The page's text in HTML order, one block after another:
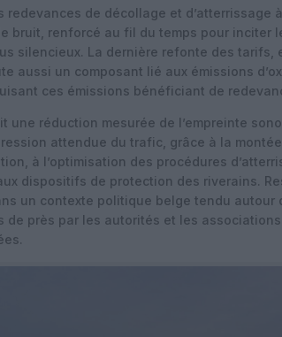
redevances de décollage et d’atterrissage
bruit, renforcé au fil du temps pour inciter
silencieux. La dernière refonte des tarifs,
aussi un composant lié aux émissions
ces émissions bénéficiant de
une réduction mesurée de l’empreinte
attendue du trafic, grâce à la
à l’optimisation des procédures
dispositifs de protection des riverains.
un contexte politique belge tendu autour
de près par les autorités et les